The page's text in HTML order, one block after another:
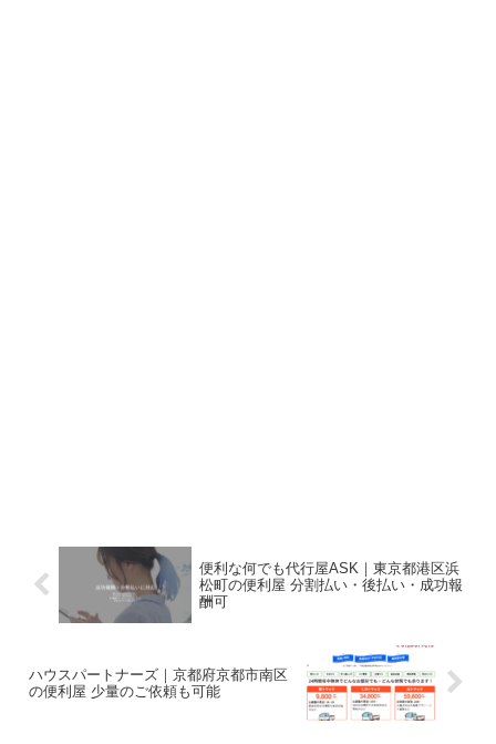
便利な何でも代行屋ASK｜東京都港区浜
松町の便利屋 分割払い・後払い・成功報
酬可
ハウスパートナーズ｜京都府京都市南区
の便利屋 少量のご依頼も可能